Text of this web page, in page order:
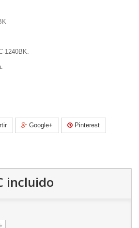
1240BK.
Google+ Pinterest
incluido